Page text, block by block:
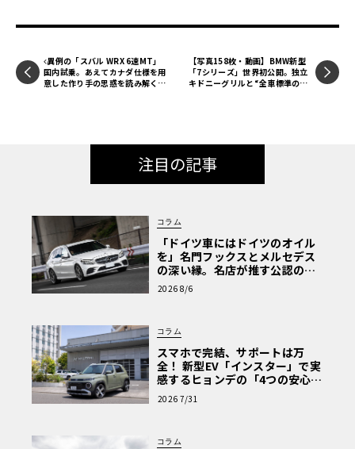
異例の「スバル WRX 6速MT」
国内試乗。あえてカナダ仕様を用
意した作り手の思惑を読み解く
【写真158枚・動画】BMW新型
「7シリーズ」世界初公開。独立
キドニーグリルと“全車標準の助
注目の記事
コラム
「ドイツ車にはドイツのオイル
を」名門フックスとメルセデス
の深い縁。名店が推す公認の安
心と、Cクラスで味わうシルキー
な走り〈PR〉
2026 8/6
コラム
スマホで完結、サポートは万
全！ 新型EV「インスター」で実
感するヒョンデの「4つの安心」
【第1回・ヒョンデ6つの疑問：
Why? Hyundai?】〈PR〉
2026 7/31
コラム